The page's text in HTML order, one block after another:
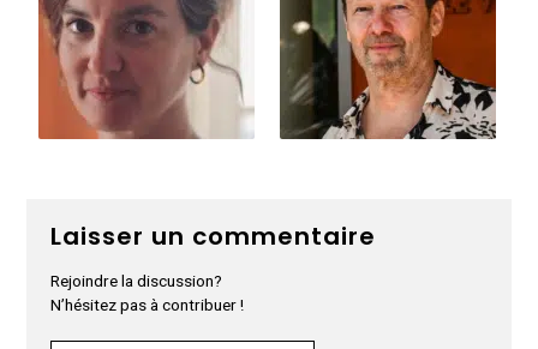
Laisser un commentaire
Rejoindre la discussion?
N’hésitez pas à contribuer !